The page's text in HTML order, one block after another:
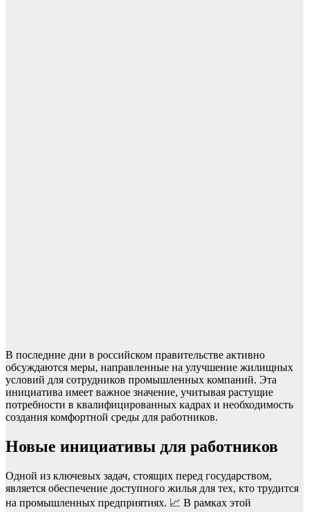
В последние дни в российском правительстве активно
обсуждаются меры, направленные на улучшение жилищных
условий для сотрудников промышленных компаний. Эта
инициатива имеет важное значение, учитывая растущие
потребности в квалифицированных кадрах и необходимость
создания комфортной среды для работников.
Новые инициативы для работников
Одной из ключевых задач, стоящих перед государством,
является обеспечение доступного жилья для тех, кто трудится
на промышленных предприятиях. 📈 В рамках этой